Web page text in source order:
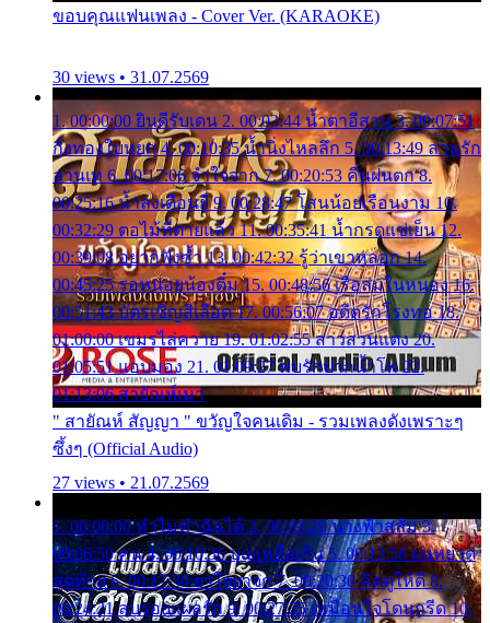
ขอบคุณแฟนเพลง - Cover Ver. (KARAOKE)
30 views • 31.07.2569
1. 00:00:00 ยินดีรับเดน 2. 00:03:44 น้ำตาอีสาน 3. 00:07:51
กิ่งทองใบหยก 4. 00:10:35 น้ำนิ่งไหลลึก 5. 00:13:49 ลานรัก
ลานเท 6. 00:17:06 จำใจจาก 7. 00:20:53 คืนฝนตก 8.
00:25:16 น้ำลงเดือนยี่ 9. 00:28:47 โสนน้อยเรือนงาม 10.
00:32:29 ตอไม้ที่ตายแล้ว 11. 00:35:41 น้ำกรดแช่เย็น 12.
00:39:08 อยากฟังซ้ำ 13. 00:42:32 รู้ว่าเขาหลอก 14.
00:45:25 รอหน่อยน้องติ๋ม 15. 00:48:56 เรือล่มในหนอง 16.
00:51:43 บัตรเชิญสีเลือด 17. 00:56:07 อดีตรักโรงทอ 18.
01:00:00 เขมรไล่ควาย 19. 01:02:55 สาวสวนแตง 20.
01:05:51 แอบมอง 21. 01:09:27 พบรักปากน้ำโพ 22.
01:13:06 สายัณห์เมา
" สายัณห์ สัญญา " ขวัญใจคนเดิม - รวมเพลงดังเพราะๆ
ซึ้งๆ (Official Audio)
27 views • 21.07.2569
1. 00:00:00 ทำไมทำฉันได้ 2. 00:03:20 นางฟ้าสลัม 3.
00:06:50 คน 4. 00:10:36 บุญเหลือเกิน 5. 00:13:58 ฝนหยาด
สุดท้าย 6. 00:17:30 ยาใจยาจก 7. 00:20:30 คิดดูให้ดี 8.
00:24:21 ลบรอยแผลรัก 9. 00:27:35 เหมือนใจโดนกรีด 10.